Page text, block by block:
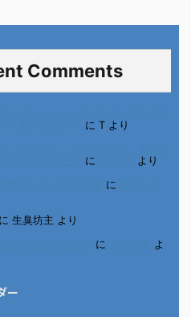
Comments
に T より
に
より
に
に 生臭坊主 より
に
よ
ー